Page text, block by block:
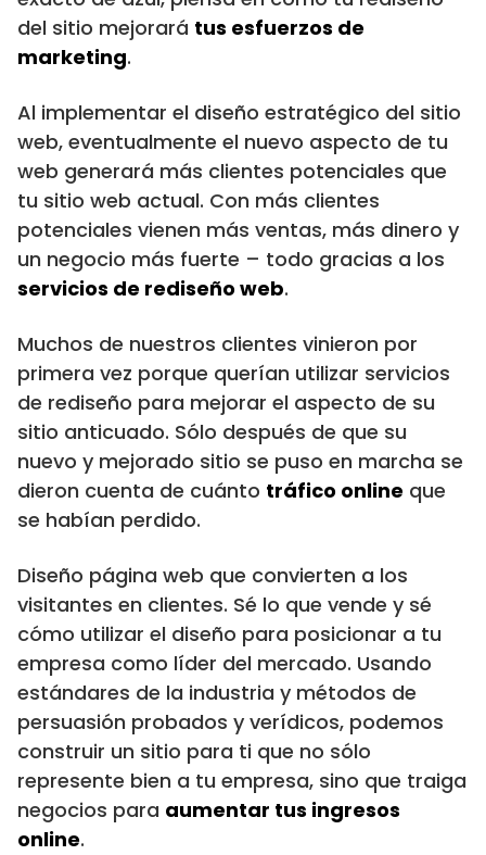
del sitio mejorará tus esfuerzos de
marketing.
Al implementar el diseño estratégico del sitio
web, eventualmente el nuevo aspecto de tu
web generará más clientes potenciales que
tu sitio web actual. Con más clientes
potenciales vienen más ventas, más dinero y
un negocio más fuerte – todo gracias a los
servicios de rediseño web.
Muchos de nuestros clientes vinieron por
primera vez porque querían utilizar servicios
de rediseño para mejorar el aspecto de su
sitio anticuado. Sólo después de que su
nuevo y mejorado sitio se puso en marcha se
dieron cuenta de cuánto tráfico online que
se habían perdido.
Diseño página web que convierten a los
visitantes en clientes. Sé lo que vende y sé
cómo utilizar el diseño para posicionar a tu
empresa como líder del mercado. Usando
estándares de la industria y métodos de
persuasión probados y verídicos, podemos
construir un sitio para ti que no sólo
represente bien a tu empresa, sino que traiga
negocios para aumentar tus ingresos
online.